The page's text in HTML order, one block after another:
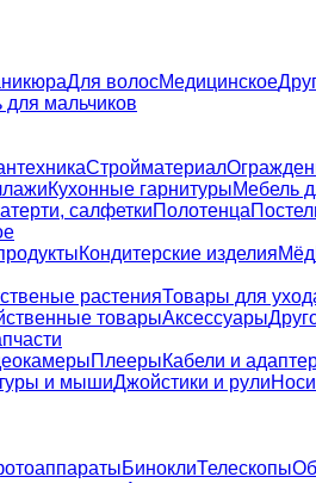
Для волосМедицинское
для мальчиков
Стройматериал
Кухонные гарнитурыМебель
салфеткиПолотенца
Кондитерские изделияМёд
растенияТовары для
товарыАксессуары
ПлеерыКабели и
и мышиДжойстики и рули
БиноклиТелескопы